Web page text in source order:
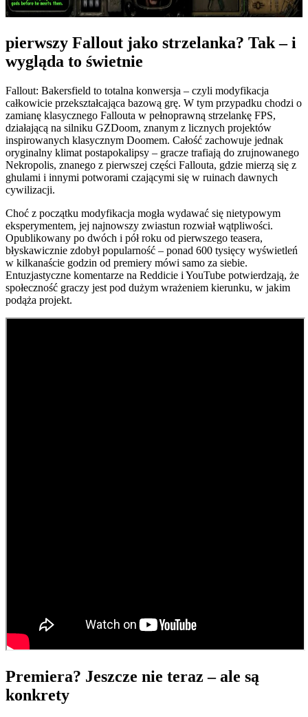
pierwszy Fallout jako strzelanka? Tak – i
wygląda to świetnie
Fallout: Bakersfield to totalna konwersja – czyli modyfikacja
całkowicie przekształcająca bazową grę. W tym przypadku chodzi o
zamianę klasycznego Fallouta w pełnoprawną strzelankę FPS,
działającą na silniku GZDoom, znanym z licznych projektów
inspirowanych klasycznym Doomem. Całość zachowuje jednak
oryginalny klimat postapokalipsy – gracze trafiają do zrujnowanego
Nekropolis, znanego z pierwszej części Fallouta, gdzie mierzą się z
ghulami i innymi potworami czającymi się w ruinach dawnych
cywilizacji.
Choć z początku modyfikacja mogła wydawać się nietypowym
eksperymentem, jej najnowszy zwiastun rozwiał wątpliwości.
Opublikowany po dwóch i pół roku od pierwszego teasera,
błyskawicznie zdobył popularność – ponad 600 tysięcy wyświetleń
w kilkanaście godzin od premiery mówi samo za siebie.
Entuzjastyczne komentarze na Reddicie i YouTube potwierdzają, że
społeczność graczy jest pod dużym wrażeniem kierunku, w jakim
podąża projekt.
Premiera? Jeszcze nie teraz – ale są
konkrety